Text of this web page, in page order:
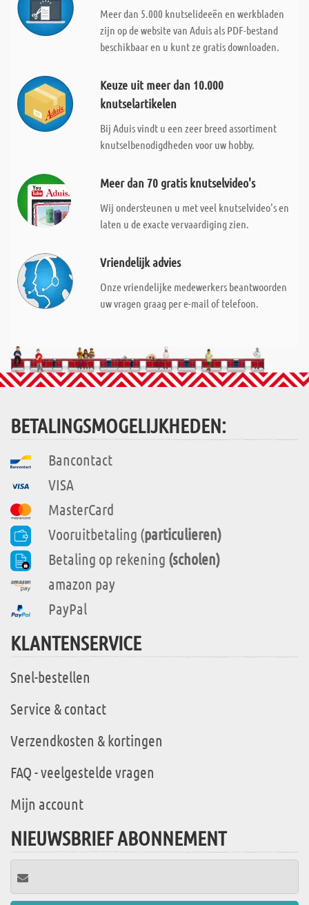
Meer dan 5.000 knutselideeën en werkbladen
zijn op de website van Aduis als PDF-bestand
beschikbaar en u kunt ze gratis downloaden.
Keuze uit meer dan 10.000
knutselartikelen
Bij Aduis vindt u een zeer breed assortiment
knutselbenodigdheden voor uw hobby.
Meer dan 70 gratis knutselvideo's
Wij ondersteunen u met veel knutselvideo's en
laten u de exacte vervaardiging zien.
Vriendelijk advies
Onze vriendelijke medewerkers beantwoorden
uw vragen graag per e-mail of telefoon.
BETALINGSMOGELIJKHEDEN:
Bancontact
VISA
MasterCard
Vooruitbetaling (particulieren)
Betaling op rekening (scholen)
amazon pay
PayPal
KLANTENSERVICE
Snel-bestellen
Service & contact
Verzendkosten & kortingen
FAQ - veelgestelde vragen
Mijn account
NIEUWSBRIEF ABONNEMENT